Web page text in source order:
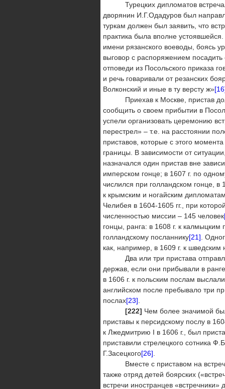
Турецких дипломатов
дворянин И.Г.Одадуров был
туркам должен был заявить, что
практика была вполне
имени рязанского воеводы, боясь
выговор с распоряжением
отповеди из Посольского приказа
и речь говаривали от резанских
Волконский и иные в ту версту ж»
Приехав к Москве, пристав
сообщить о своем прибытии в
успели организовать церемонию
перестрел» – т.е. на расстоянии
приставов, которые с этого
границы. В зависимости от
назначался один пристав вне
имперском гонце; в 1607 г. по
числился при голландском гонце, в
к крымским и ногайским
Челибея в 1604-1605 гг., при
численностью миссии – 145 человек
гонцы, ранга: в 1608 г. к калмыцким
голландскому посланнику[21] .
как, например, в 1609 г. к
Два или три пристава
держав, если они прибывали в
в 1606 г. к польским послам
английском после пребывало три
послах[23]
[222] Чем более значимой
приставы к персидскому послу в
к Лжедмитрию I в 1606 г., был
приставили стрелецкого сотника
Г.Засецкого[26]
Вместе с приставом на встречу
также отряд детей боярских
встречи иностранцев